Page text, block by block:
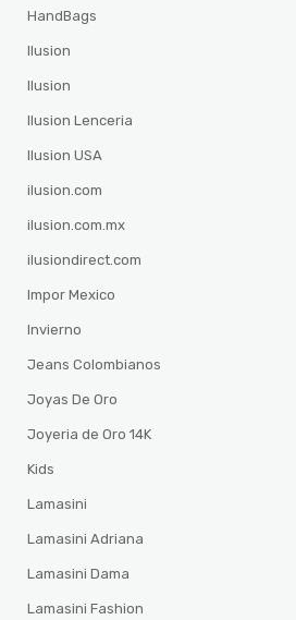
HandBags
Ilusion
Ilusion
Ilusion Lenceria
Ilusion USA
ilusion.com
ilusion.com.mx
ilusiondirect.com
Impor Mexico
Invierno
Jeans Colombianos
Joyas De Oro
Joyeria de Oro 14K
Kids
Lamasini
Lamasini Adriana
Lamasini Dama
Lamasini Fashion